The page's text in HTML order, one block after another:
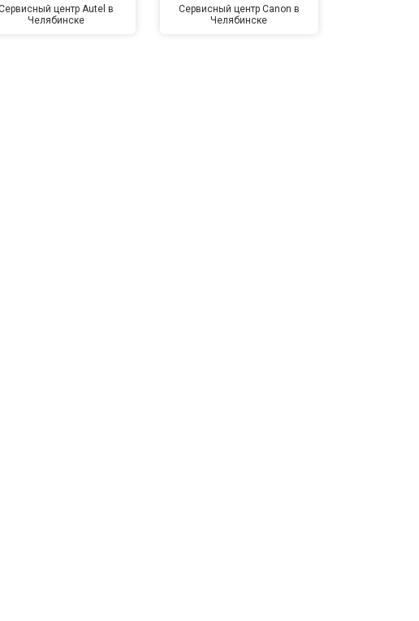
центр Autel в
Челябинске
Сервисный центр Canon в
Челябинске